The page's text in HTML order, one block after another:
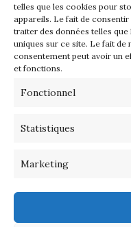
telles que les cookies pour
appareils. Le fait de
traiter des données telles
uniques sur ce site. Le fait
consentement peut avoir un
et fonctions.
Fonctionnel
Statistiques
Marketing
Les petits
d’Orange :
10h à 20h
2026 –
d’artistes –